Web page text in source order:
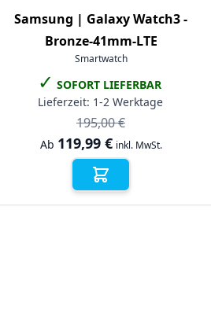
Samsung | Galaxy Watch3 -
Bronze-41mm-LTE
Smartwatch
✓ SOFORT LIEFERBAR
Lieferzeit: 1-2 Werktage
Ab 119,99 € inkl. MwSt.
195,00 €